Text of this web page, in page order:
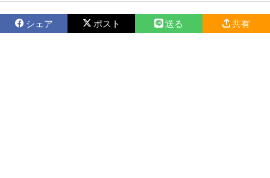
シェア ポスト 送る 共有